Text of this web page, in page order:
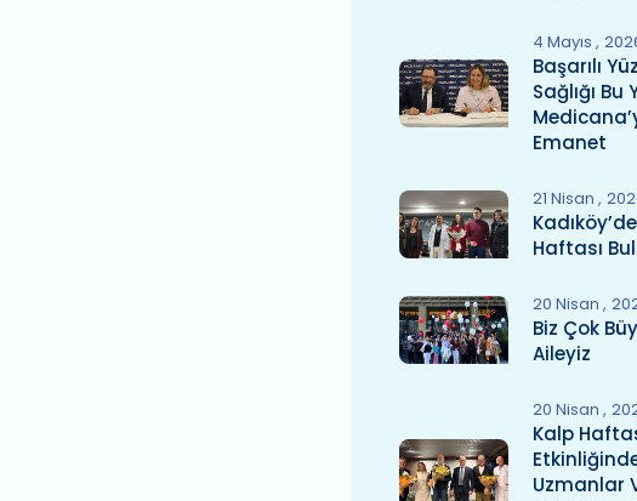
4 Mayıs
Başarılı
Sağlığı Bu
Emanet
21 Nisan
Haftası
20 Nisan
Biz Çok
Aileyiz
20 Nisan
Kalp
Uzmanlar